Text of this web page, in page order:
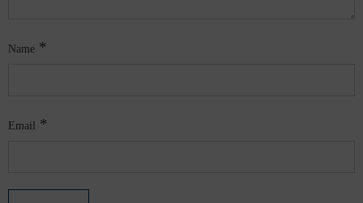
Name *
Email *